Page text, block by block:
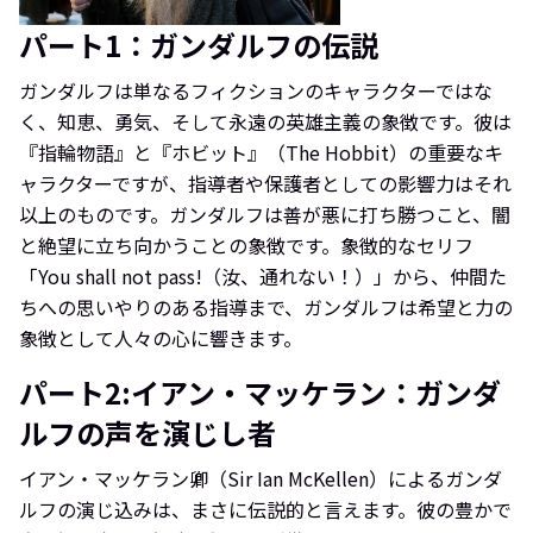
パート1：ガンダルフの伝説
ガンダルフは単なるフィクションのキャラクターではな
く、知恵、勇気、そして永遠の英雄主義の象徴です。彼は
『指輪物語』と『ホビット』（The Hobbit）の重要なキ
ャラクターですが、指導者や保護者としての影響力はそれ
以上のものです。ガンダルフは善が悪に打ち勝つこと、闇
と絶望に立ち向かうことの象徴です。象徴的なセリフ
「You shall not pass!（汝、通れない！）」から、仲間た
ちへの思いやりのある指導まで、ガンダルフは希望と力の
象徴として人々の心に響きます。
パート2:イアン・マッケラン：ガンダ
ルフの声を演じし者
イアン・マッケラン卿（Sir Ian McKellen）によるガンダ
ルフの演じ込みは、まさに伝説的と言えます。彼の豊かで